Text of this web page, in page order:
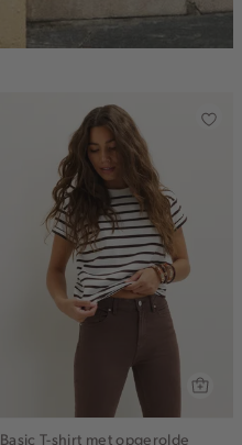
Basic T-shirt met opgerolde